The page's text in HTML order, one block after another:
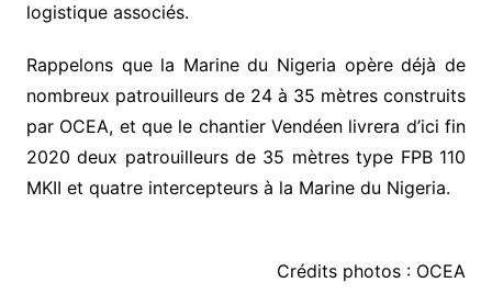
logistique associés.
Rappelons que la Marine du Nigeria opère déjà de
nombreux patrouilleurs de 24 à 35 mètres construits
par OCEA, et que le chantier Vendéen livrera d’ici fin
2020 deux patrouilleurs de 35 mètres type FPB 110
MKII et quatre intercepteurs à la Marine du Nigeria.
Crédits photos : OCEA